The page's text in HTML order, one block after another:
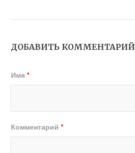
ДОБАВИТЬ КОММЕНТАРИЙ
Имя*
Комментарий*